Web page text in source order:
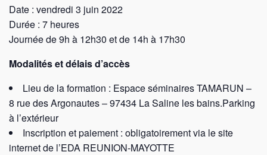
Date : vendredi 3 juin 2022
Durée : 7 heures
Journée de 9h à 12h30 et de 14h à 17h30
Modalités et délais d’accès
Lieu de la formation : Espace séminaires TAMARUN –
8 rue des Argonautes – 97434 La Saline les bains.Parking
à l’extérieur
Inscription et paiement : obligatoirement via le site
internet de l’EDA REUNION-MAYOTTE